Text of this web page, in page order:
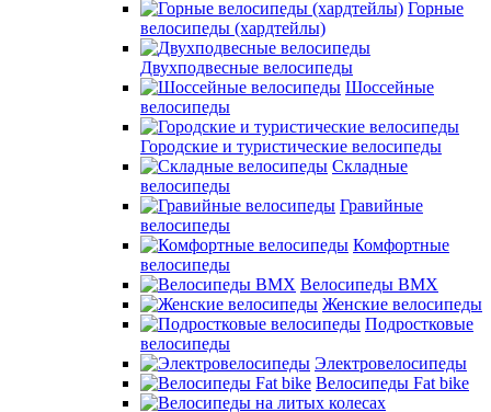
Горные
велосипеды (хардтейлы)
Двухподвесные велосипеды
Шоссейные
велосипеды
Городские и туристические велосипеды
Складные
велосипеды
Гравийные
велосипеды
Комфортные
велосипеды
Велосипеды BMX
Женские велосипеды
Подростковые
велосипеды
Электровелосипеды
Велосипеды Fat bike